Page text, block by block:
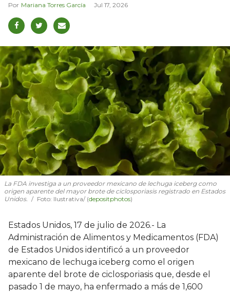
Mariana Torres García Jul 17, 2026
La FDA investiga a un proveedor mexicano de lechuga iceberg como
origen aparente del mayor brote de ciclosporiasis registrado en Estados
Unidos.
Foto: Ilustrativa/ (depositphotos)
Estados Unidos, 17 de julio de 2026.- La
Administración de Alimentos y Medicamentos (FDA)
de Estados Unidos identificó a un proveedor
mexicano de lechuga iceberg como el origen
aparente del brote de ciclosporiasis que, desde el
pasado 1 de mayo, ha enfermado a más de 1,600